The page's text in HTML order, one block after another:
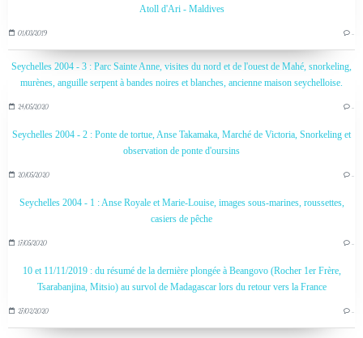
Atoll d'Ari - Maldives
01/03/2019 …
Seychelles 2004 - 3 : Parc Sainte Anne, visites du nord et de l'ouest de Mahé, snorkeling,
murènes, anguille serpent à bandes noires et blanches, ancienne maison seychelloise.
24/05/2020 …
Seychelles 2004 - 2 : Ponte de tortue, Anse Takamaka, Marché de Victoria, Snorkeling et
observation de ponte d'oursins
20/05/2020 …
Seychelles 2004 - 1 : Anse Royale et Marie-Louise, images sous-marines, roussettes,
casiers de pêche
17/05/2020 …
10 et 11/11/2019 : du résumé de la dernière plongée à Beangovo (Rocher 1er Frère,
Tsarabanjina, Mitsio) au survol de Madagascar lors du retour vers la France
27/02/2020 …